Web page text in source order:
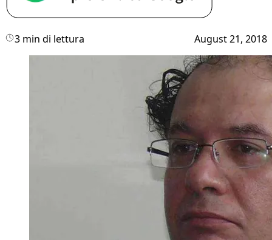
3 min di lettura August 21, 2018